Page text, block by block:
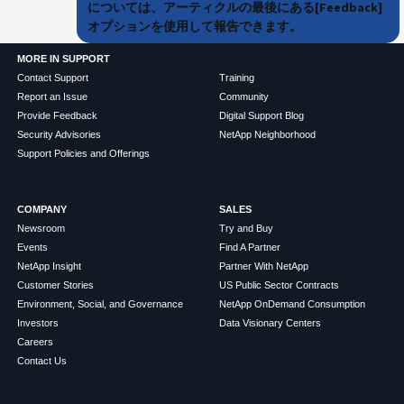
については、アーティクルの最後にある[Feedback]
オプションを使用して報告できます。
MORE IN SUPPORT
Contact Support
Report an Issue
Provide Feedback
Security Advisories
Support Policies and Offerings
Training
Community
Digital Support Blog
NetApp Neighborhood
COMPANY
Newsroom
Events
NetApp Insight
Customer Stories
Environment, Social, and Governance
Investors
Careers
Contact Us
SALES
Try and Buy
Find A Partner
Partner With NetApp
US Public Sector Contracts
NetApp OnDemand Consumption
Data Visionary Centers